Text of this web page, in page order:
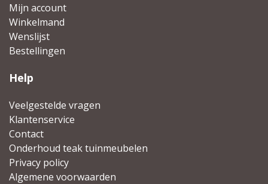
Mijn account
Winkelmand
Wenslijst
Bestellingen
Help
Veelgestelde vragen
Klantenservice
Contact
Onderhoud teak tuinmeubelen
Privacy policy
Algemene voorwaarden